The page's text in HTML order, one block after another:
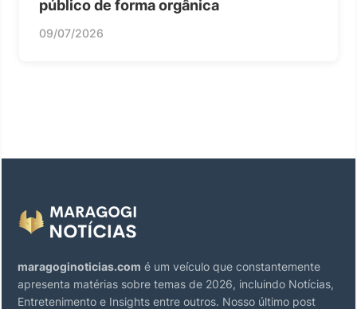
público de forma orgânica
09/07/2026
maragoginoticias.com é um veículo que constantemente
apresenta matérias sobre temas de 2026, incluindo Notícias,
Entretenimento e Insights entre outros. Nosso último post